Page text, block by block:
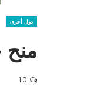
دول أخرى
منح